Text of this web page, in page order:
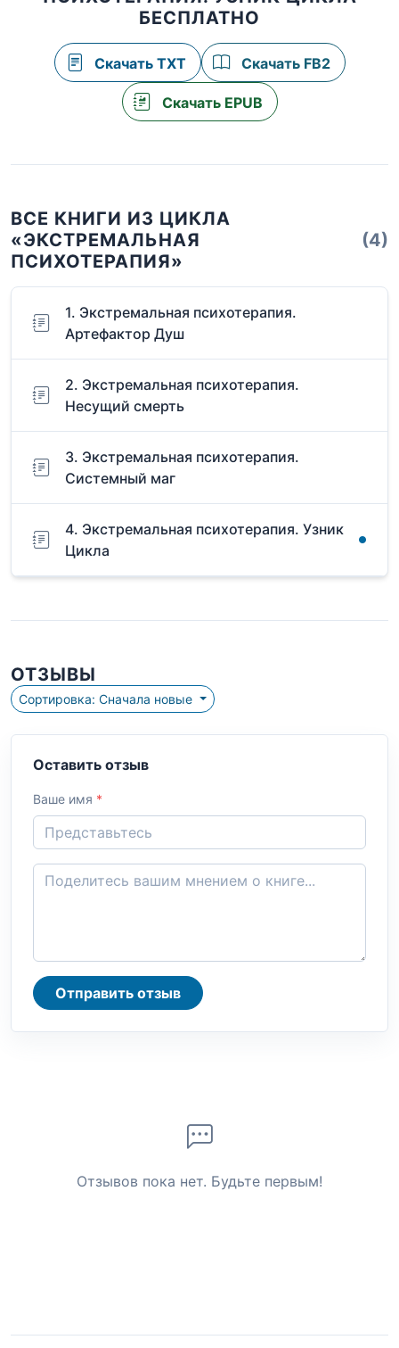
БЕСПЛАТНО
Скачать TXT Скачать FB2
Скачать EPUB
ВСЕ КНИГИ ИЗ ЦИКЛА
«ЭКСТРЕМАЛЬНАЯ
ПСИХОТЕРАПИЯ»
(4)
1. Экстремальная психотерапия.
Артефактор Душ
2. Экстремальная психотерапия.
Несущий смерть
3. Экстремальная психотерапия.
Системный маг
4. Экстремальная психотерапия. Узник
Цикла
ОТЗЫВЫ
Сортировка: Сначала новые
Оставить отзыв
Ваше имя *
Отправить отзыв
Отзывов пока нет. Будьте первым!